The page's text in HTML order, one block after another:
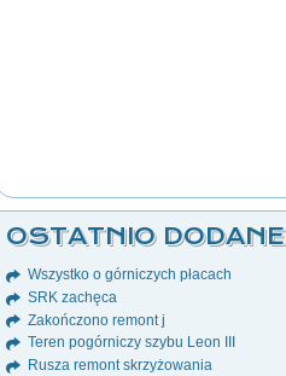
OSTATNIO DODANE
Wszystko o górniczych płacach
SRK zachęca
Zakończono remont j
Teren pogórniczy szybu Leon III
Rusza remont skrzyżowania